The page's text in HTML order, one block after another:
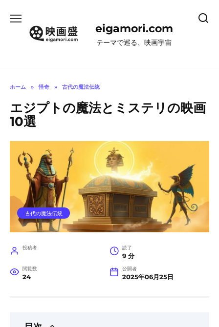
eigamori.com
テーマで巡る、映画宇宙
ホーム » 怪奇 » 古代の魔法伝統
エジプトの魔法とミステリの映画
10選
古代の魔法伝統
投稿者 読了
9 分
閲覧数
24
公開者
2025年06月25日